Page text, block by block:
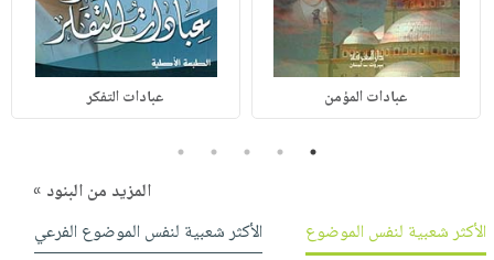
عبادات المؤمن عبادات التفكر
1
2
3
4
5
المزيد من البنود »
الأكثر شعبية لنفس الموضوع
الأكثر شعبية لنفس الموضوع الفرعي